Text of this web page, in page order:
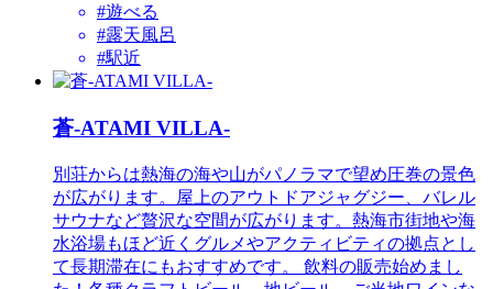
#遊べる
#露天風呂
#駅近
蒼-ATAMI VILLA-
別荘からは熱海の海や山がパノラマで望め圧巻の景色
が広がります。屋上のアウトドアジャグジー、バレル
サウナなど贅沢な空間が広がります。熱海市街地や海
水浴場もほど近くグルメやアクティビティの拠点とし
て長期滞在にもおすすめです。 飲料の販売始めまし